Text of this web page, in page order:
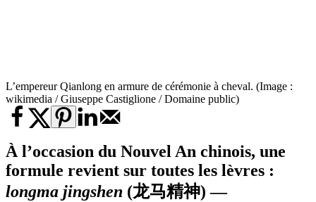
L’empereur Qianlong en armure de cérémonie à cheval. (Image :
wikimedia / Giuseppe Castiglione / Domaine public)
À l’occasion du Nouvel An chinois, une
formule revient sur toutes les lèvres :
longma jingshen (龙马精神) —